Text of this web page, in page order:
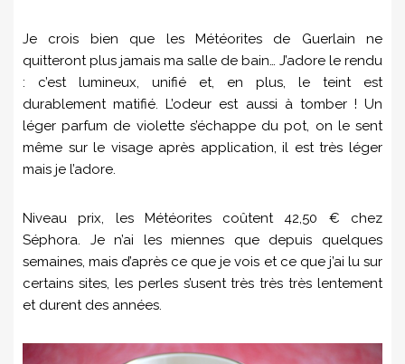
Je crois bien que les Météorites de Guerlain ne
quitteront plus jamais ma salle de bain… J’adore le rendu
: c’est lumineux, unifié et, en plus, le teint est
durablement matifié. L’odeur est aussi à tomber ! Un
léger parfum de violette s’échappe du pot, on le sent
même sur le visage après application, il est très léger
mais je l’adore.
Niveau prix, les Météorites coûtent 42,50 € chez
Séphora. Je n’ai les miennes que depuis quelques
semaines, mais d’après ce que je vois et ce que j’ai lu sur
certains sites, les perles s’usent très très très lentement
et durent des années.